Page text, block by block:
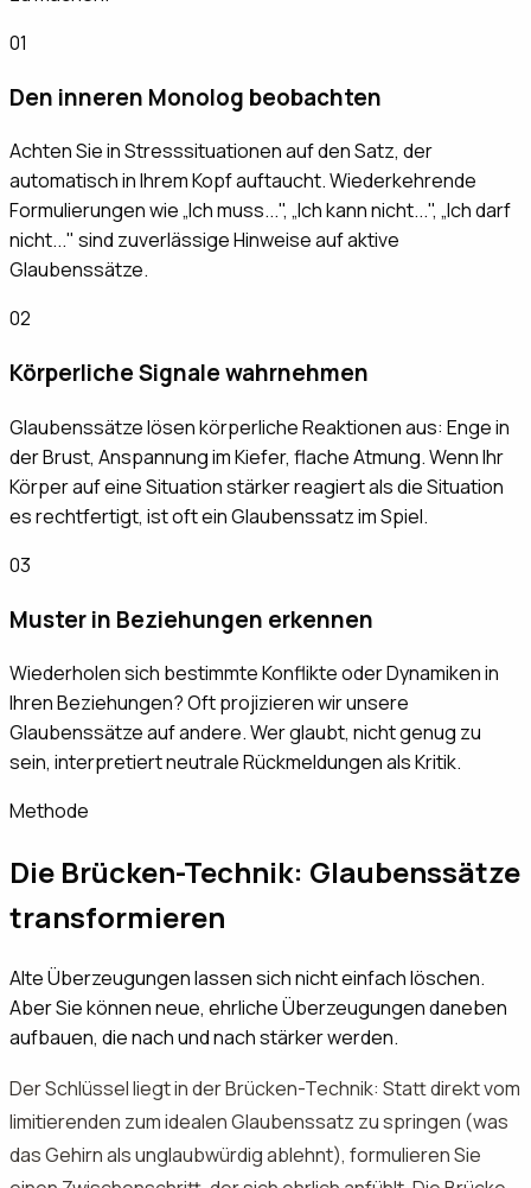
01
Den inneren Monolog beobachten
Achten Sie in Stresssituationen auf den Satz, der
automatisch in Ihrem Kopf auftaucht. Wiederkehrende
Formulierungen wie „Ich muss...", „Ich kann nicht...", „Ich darf
nicht..." sind zuverlässige Hinweise auf aktive
Glaubenssätze.
02
Körperliche Signale wahrnehmen
Glaubenssätze lösen körperliche Reaktionen aus: Enge in
der Brust, Anspannung im Kiefer, flache Atmung. Wenn Ihr
Körper auf eine Situation stärker reagiert als die Situation
es rechtfertigt, ist oft ein Glaubenssatz im Spiel.
03
Muster in Beziehungen erkennen
Wiederholen sich bestimmte Konflikte oder Dynamiken in
Ihren Beziehungen? Oft projizieren wir unsere
Glaubenssätze auf andere. Wer glaubt, nicht genug zu
sein, interpretiert neutrale Rückmeldungen als Kritik.
Methode
Die Brücken-Technik: Glaubenssätze
transformieren
Alte Überzeugungen lassen sich nicht einfach löschen.
Aber Sie können neue, ehrliche Überzeugungen daneben
aufbauen, die nach und nach stärker werden.
Der Schlüssel liegt in der Brücken-Technik: Statt direkt vom
limitierenden zum idealen Glaubenssatz zu springen (was
das Gehirn als unglaubwürdig ablehnt), formulieren Sie